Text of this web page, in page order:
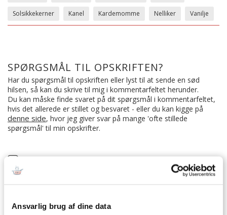
Ansvarlig brug af dine data
Solsikkekerner Kanel Kardemomme Nelliker Vanilje
SPØRGSMÅL TIL OPSKRIFTEN?
Har du spørgsmål til opskriften eller lyst til at sende en sød
hilsen, så kan du skrive til mig i kommentarfeltet herunder.
Du kan måske finde svaret på dit spørgsmål i kommentarfeltet,
hvis det allerede er stillet og besvaret - eller du kan kigge på
denne side, hvor jeg giver svar på mange 'ofte stillede
spørgsmål' til min opskrifter.
 8 KOMMENTARER
20. juni 2026 kl. 12:37